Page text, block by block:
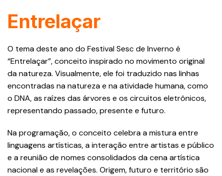
Entrelaçar
O tema deste ano do Festival Sesc de Inverno é
“Entrelaçar”, conceito inspirado no movimento original
da natureza. Visualmente, ele foi traduzido nas linhas
encontradas na natureza e na atividade humana, como
o DNA, as raízes das árvores e os circuitos eletrônicos,
representando passado, presente e futuro.
Na programação, o conceito celebra a mistura entre
linguagens artísticas, a interação entre artistas e público
e a reunião de nomes consolidados da cena artística
nacional e as revelações. Origem, futuro e território são